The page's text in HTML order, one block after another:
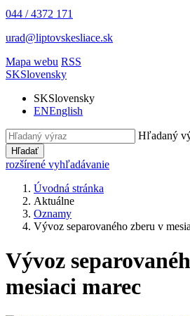
044 / 4372 171
urad@liptovskesliace.sk
Mapa webu RSS
SKSlovensky
SKSlovensky
ENEnglish
Hľadaný
Hľadať
rozšírené vyhľadávanie
Úvodná stránka
Aktuálne
Oznamy
Vývoz separovaného zberu v
Vývoz
mesiaci marec